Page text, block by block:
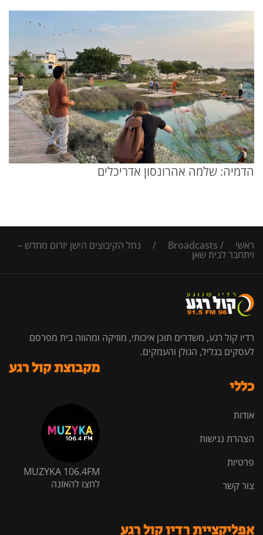
הדמיה: שלמה אהרונסון אדריכלים
ראשי /
Broadcasts
/ נחל הקיבוצים הישן יזרום מחדש –
ויתחבר לבית שאן
רדיו קול רגע, משדרים תוכן איכותי, מוזיקה ומהווה בית מפרסם
לעסקים בגליל, הגולן והעמקים.
כללי
אודות
הצהרת נגישות
פרטיות
צור קשר
מקבוצת קול רגע
MUZYKA 106.4FM
לחצו להאזנה
אפליקציית רדיו קול רגע